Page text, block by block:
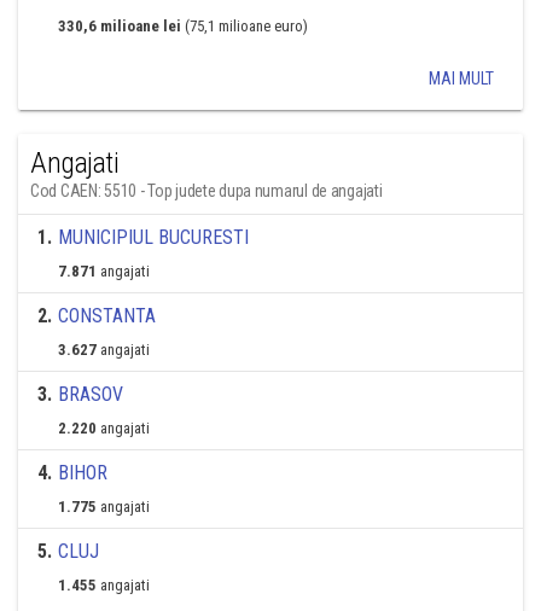
330,6 milioane lei (75,1 milioane euro)
MAI MULT
Angajati
Cod CAEN: 5510 - Top judete dupa numarul de angajati
1. MUNICIPIUL BUCURESTI
7.871 angajati
2. CONSTANTA
3.627 angajati
3. BRASOV
2.220 angajati
4. BIHOR
1.775 angajati
5. CLUJ
1.455 angajati